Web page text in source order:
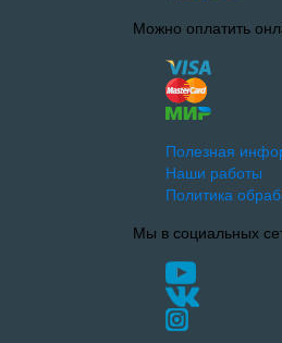
Можно оплатить
Полезная
Наши работы
Политика
Мы в социальных